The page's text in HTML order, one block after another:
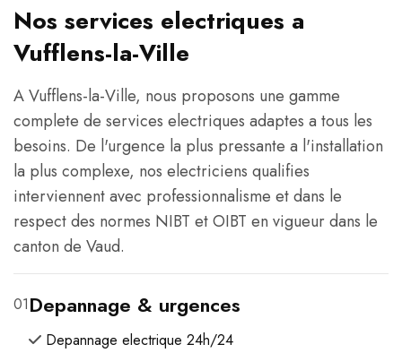
Nos services electriques a
Vufflens-la-Ville
A Vufflens-la-Ville, nous proposons une gamme
complete de services electriques adaptes a tous les
besoins. De l'urgence la plus pressante a l'installation
la plus complexe, nos electriciens qualifies
interviennent avec professionnalisme et dans le
respect des normes NIBT et OIBT en vigueur dans le
canton de Vaud.
01Depannage & urgences
Depannage electrique 24h/24